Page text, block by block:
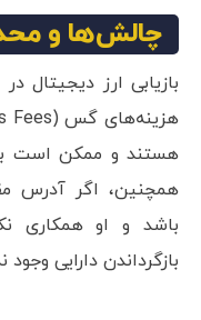
چالش‌ها و
هستند و ممکن است
همچنین، اگر آدرس
باشد و او همکاری
بازگرداندن دارایی وجود